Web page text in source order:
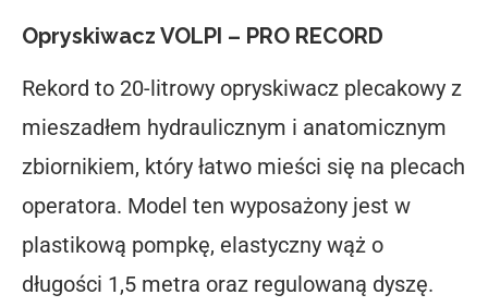
Opryskiwacz VOLPI – PRO RECORD
Rekord to 20-litrowy opryskiwacz plecakowy z
mieszadłem hydraulicznym i anatomicznym
zbiornikiem, który łatwo mieści się na plecach
operatora. Model ten wyposażony jest w
plastikową pompkę, elastyczny wąż o
długości 1,5 metra oraz regulowaną dyszę.